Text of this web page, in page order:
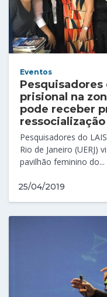
Eventos
prisional na
pode receber
Pesquisadores do
Rio de Janeiro (UERJ)
pavilhão feminino do...
25/04/2019